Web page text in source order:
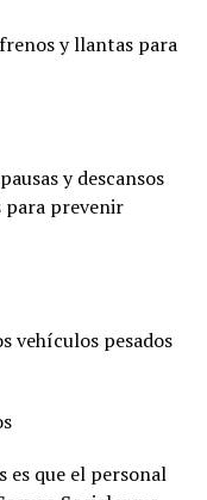
y llantas para
y descansos
para prevenir
vehículos pesados
es que el personal